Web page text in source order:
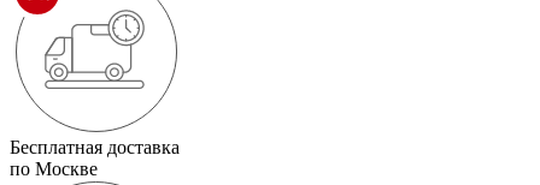
Бесплатная доставка
по Москве